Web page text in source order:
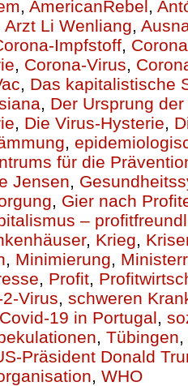
, AmericanRebel ,
Arzt Li Wenliang,
Impfstoff,
, Corona-Virus,
, Das kapitalistische
, Der Ursprung
, Die Virus-Hysterie,
,
für die
Jensen,
, Gier nach
–
, Krieg,
, Minimierung,
, Profit,
Virus, schweren
19 in Portugal,
, Tübingen,
Präsident Donald
, WHO